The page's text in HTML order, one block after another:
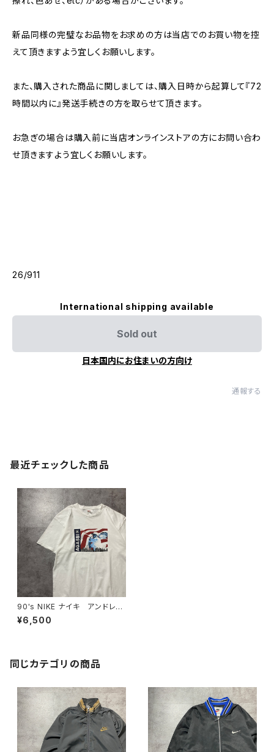
新品同様の完璧なお品物をお求めの方は当店でのお買い物を控
えて頂きますよう宜しくお願いします。
また、購入された商品に関しましては、購入日時から起算して『72
時間以内に』発送手続きの方を取らせて頂きます。
お急ぎの場合は購入前に当店オンラインストアの方にお問い合わ
せ頂きますよう宜しくお願いします。
26/911
International shipping available
Sold out
日本国内にお住まいの方向け
通報する
最近チェックした商品
90's NIKE ナイキ アンドレ・
アガシ 両面プリント ホワイ
ト 白 Tシャツ
¥6,500
同じカテゴリの商品